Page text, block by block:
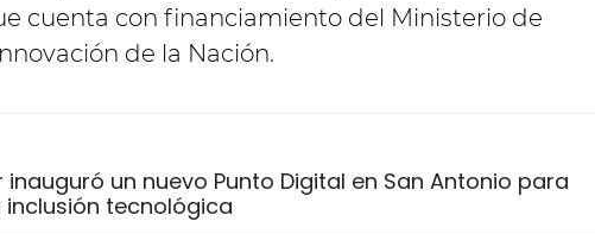
cuenta con financiamiento del Ministerio de
de la Nación.
inauguró un nuevo Punto Digital en San Antonio para
tecnológica